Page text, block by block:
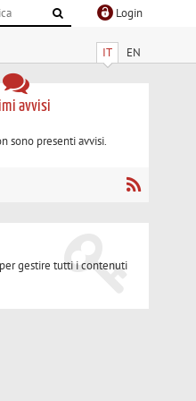
Login
IT EN
avvisi
sono presenti avvisi.
per gestire tutti i contenuti